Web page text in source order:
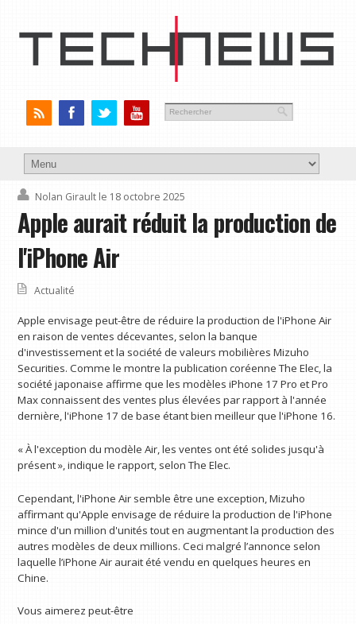
Nolan Girault le 18 octobre 2025
Apple aurait réduit la production de
l'iPhone Air
Actualité
Apple envisage peut-être de réduire la production de l'iPhone Air
en raison de ventes décevantes, selon la banque
d'investissement et la société de valeurs mobilières Mizuho
Securities. Comme le montre la publication coréenne The Elec, la
société japonaise affirme que les modèles iPhone 17 Pro et Pro
Max connaissent des ventes plus élevées par rapport à l'année
dernière, l'iPhone 17 de base étant bien meilleur que l'iPhone 16.
« À l'exception du modèle Air, les ventes ont été solides jusqu'à
présent », indique le rapport, selon The Elec.
Cependant, l'iPhone Air semble être une exception, Mizuho
affirmant qu'Apple envisage de réduire la production de l'iPhone
mince d'un million d'unités tout en augmentant la production des
autres modèles de deux millions. Ceci malgré l’annonce selon
laquelle l’iPhone Air aurait été vendu en quelques heures en
Chine.
Vous aimerez peut-être